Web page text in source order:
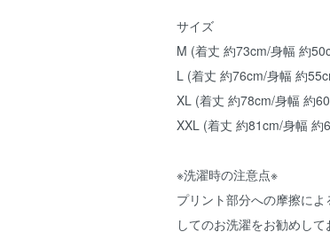
サイズ
M (着丈 約73cm/身幅 約
L (着丈 約76cm/身幅 約
XL (着丈 約78cm/身幅 約
XXL (着丈 約81cm/身幅 約
※洗濯時の注意点※
プリント部分への摩擦に
してのお洗濯をお勧めし